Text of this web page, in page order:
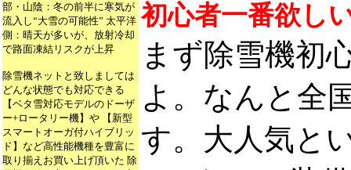
部・山陰：冬の前半に寒気が
流入し“大雪の可能性” 太平洋
側：晴天が多いが、放射冷却
で路面凍結リスクが上昇
除雪機ネットと致しましては
どんな状態でも対応できる
【ベタ雪対応モデルのドーザ
ー+ロータリー機】や 【新型
スマートオーガ付ハイブリッ
ド】など高性能機種を豊富に
取り揃えお買い上げ頂いた 除
初心者一番欲し
まず除雪機初
よ。なんと全
す。大人気と